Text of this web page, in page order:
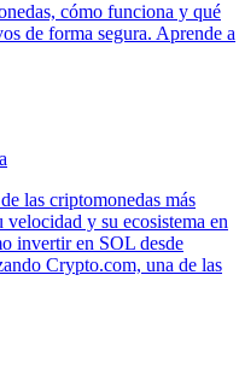
cómo funciona y qué
de forma segura. Aprende a
las criptomonedas más
velocidad y su ecosistema en
invertir en SOL desde
Crypto.com, una de las